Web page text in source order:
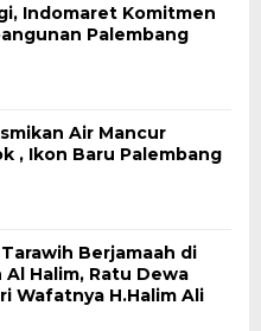
Indomaret Komitmen
Palembang
Air Mancur
, Ikon Baru Palembang
Berjamaah di
Al Halim, Ratu Dewa
Wafatnya H.Halim Ali